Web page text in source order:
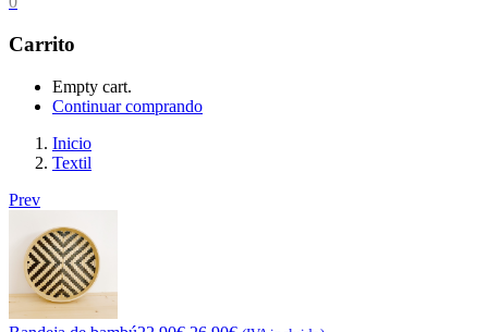
Carrito
Empty cart.
Continuar comprando
Inicio
Textil
Prev